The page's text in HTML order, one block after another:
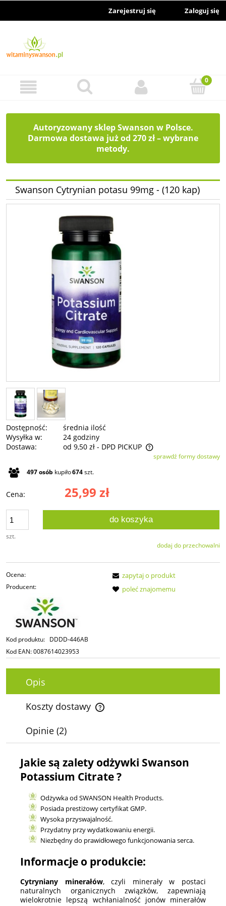
Zarejestruj się Zaloguj się
Autoryzowany sklep Swanson w Polsce.
Darmowa dostawa już od 270 zł – wybrane
metody.
Swanson Cytrynian potasu 99mg - (120 kap)
Dostępność:
średnia ilość
Wysyłka w:
24 godziny
Dostawa:
od 9,50 zł - DPD PICKUP
Cena nie zawiera ewentualnych kosztów płatnościsprawdź formy dostawy
497osób kupiło674szt.
Cena: 25,99 zł
szt.
do koszyka
dodaj do przechowalni
Ocena:
Producent:
Kod produktu: DDDD-446AB
Kod EAN:0087614023953
zapytaj o produkt
poleć znajomemu
Opis
Koszty dostawy
Cena nie zawiera ewentualnych kosztów płatności
Opinie (2)
Jakie są zalety odżywki Swanson
Potassium Citrate ?
Odżywka od SWANSON Health Products.
Posiada prestiżowy certyfikat GMP.
Wysoka przyswajalność.
Przydatny przy wydatkowaniu energii.
Niezbędny do prawidłowego funkcjonowania serca.
Informacje o produkcie:
Cytryniany minerałów, czyli minerały w postaci
naturalnych organicznych związków, zapewniają
wielokrotnie lepszą wchłanialność jonów minerałów